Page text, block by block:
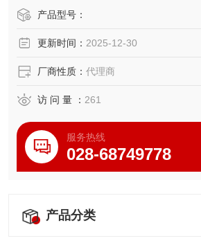
产品型号：
更新时间： 2025-12-30
厂商性质： 代理商
访 问 量 ： 261
服务热线
028-68749778
产品分类